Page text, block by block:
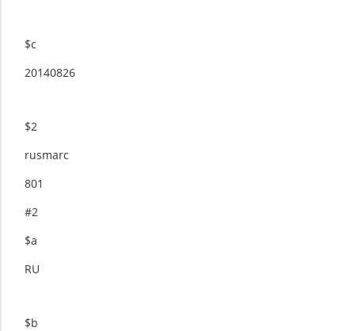
$c
20140826
$2
rusmarc
801
#2
$a
RU
$b